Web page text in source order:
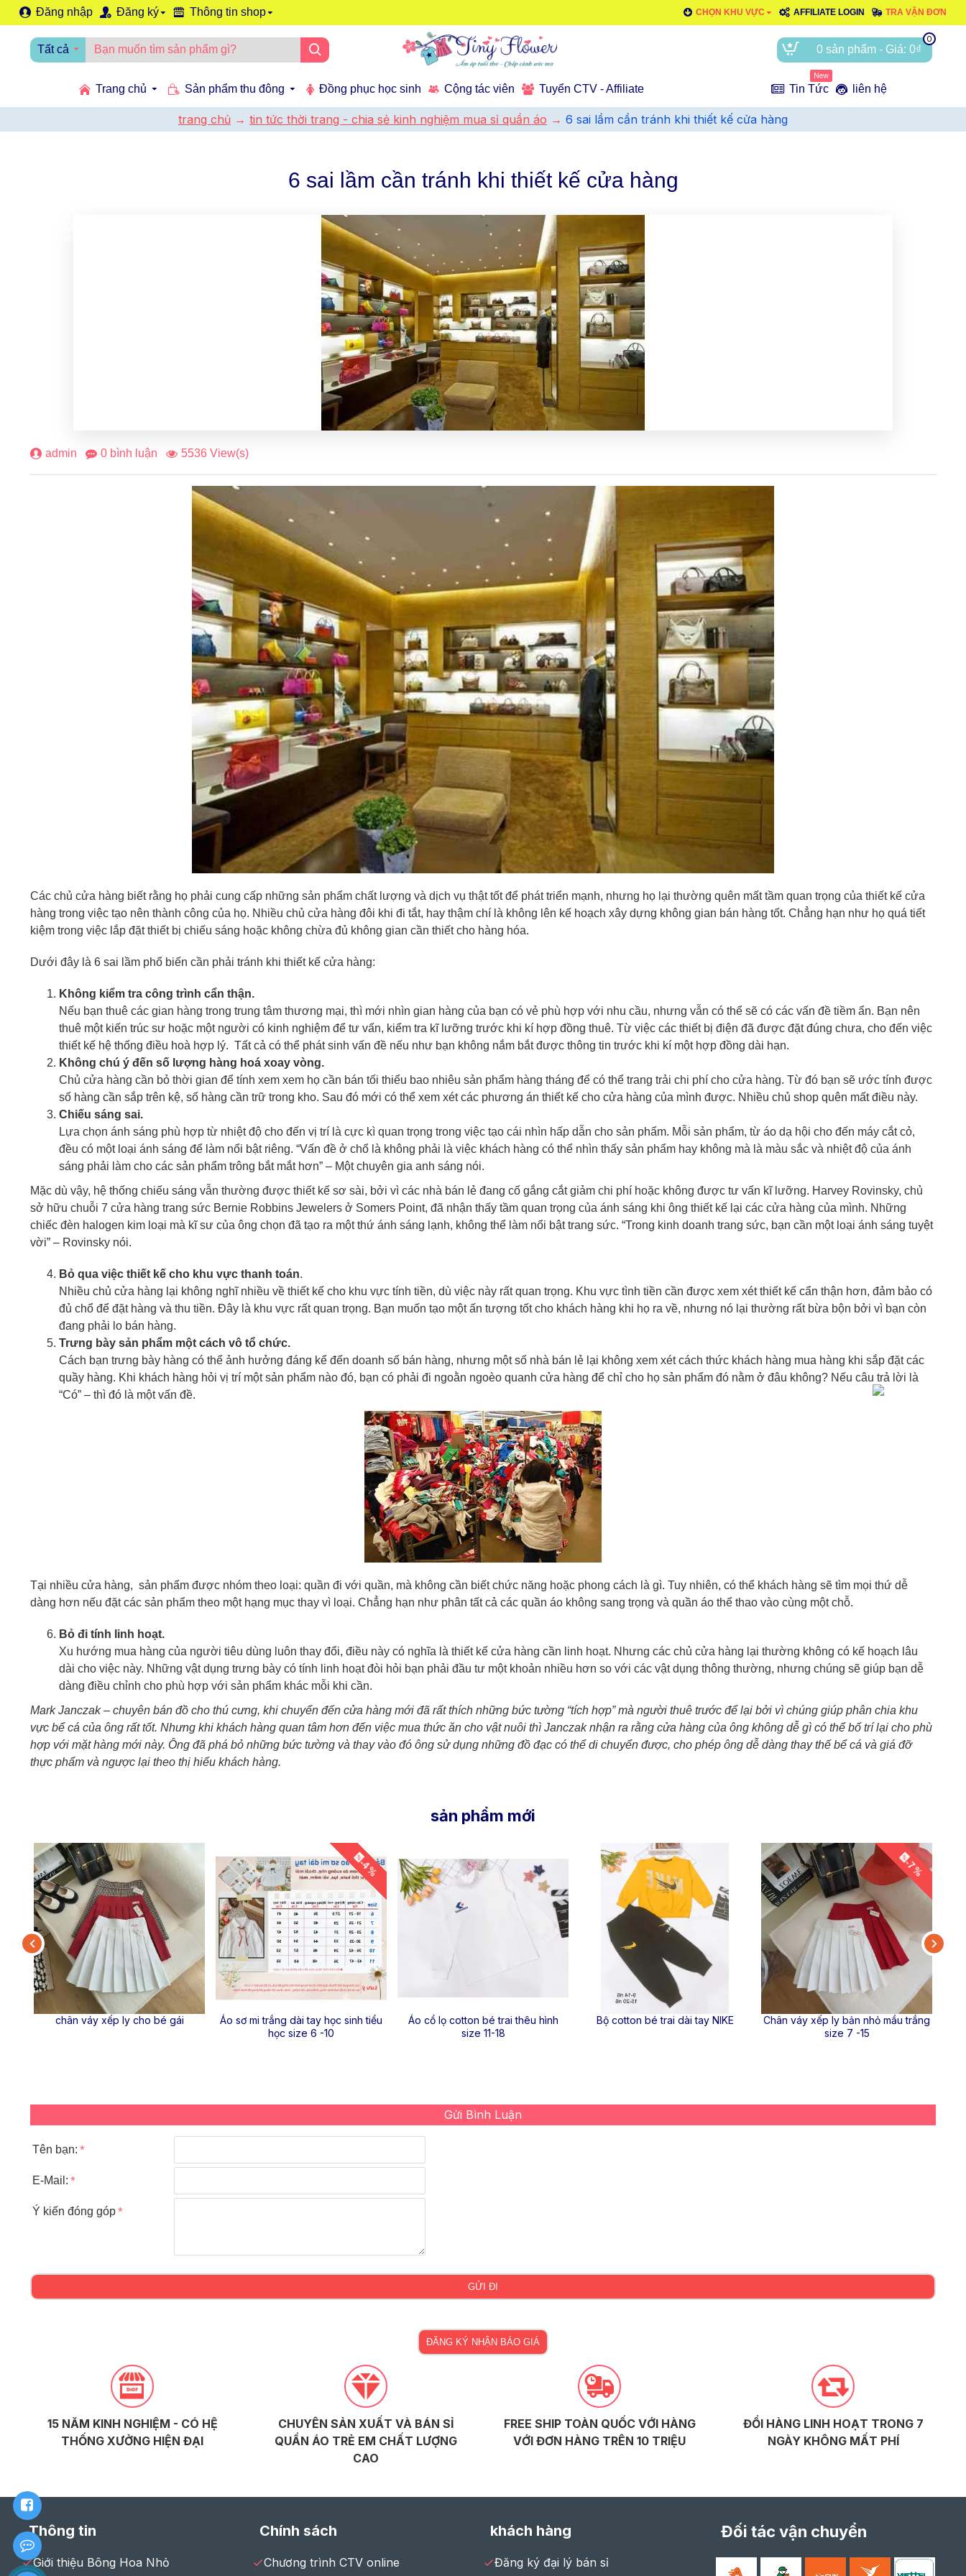
Đăng nhập Đăng ký Thông tin shop CHỌN KHU VỰC AFFILIATE LOGIN TRA VẬN ĐƠN
Tất cả 0 sản phẩm - Giá: 0₫
0
Trang chủ Sản phẩm thu đông Đồng phục học sinh Cộng tác viên Tuyển CTV - Affiliate Tin Tức
New
liên hệ
trang chủ tin tức thời trang - chia sẻ kinh nghiệm mua sỉ quần áo 6 sai lầm cần tránh khi thiết kế cửa hàng
6 sai lầm cần tránh khi thiết kế cửa hàng
admin 0 bình luận 5536 View(s)
Các chủ cửa hàng biết rằng họ phải cung cấp những sản phẩm chất lượng và dịch vụ thật tốt để phát triển mạnh, nhưng họ lại thường quên mất tầm quan trọng của thiết kế cửa
hàng trong việc tạo nên thành công của họ. Nhiều chủ cửa hàng đôi khi đi tắt, hay thậm chí là không lên kế hoạch xây dựng không gian bán hàng tốt. Chẳng hạn như họ quá tiết
kiệm trong việc lắp đặt thiết bị chiếu sáng hoặc không chừa đủ không gian cần thiết cho hàng hóa.
Dưới đây là 6 sai lầm phổ biến cần phải tránh khi thiết kế cửa hàng:
Không kiểm tra công trình cẩn thận.
Nếu bạn thuê các gian hàng trong trung tâm thương mại, thì mới nhìn gian hàng của bạn có vẻ phù hợp với nhu cầu, nhưng vẫn có thể sẽ có các vấn đề tiềm ẩn. Bạn nên
thuê một kiến trúc sư hoặc một người có kinh nghiệm để tư vấn, kiểm tra kĩ lưỡng trước khi kí hợp đồng thuê. Từ việc các thiết bị điện đã được đặt đúng chưa, cho đến việc
thiết kế hệ thống điều hoà hợp lý. Tất cả có thể phát sinh vấn đề nếu như bạn không nắm bắt được thông tin trước khi kí một hợp đồng dài hạn.
Không chú ý đến số lượng hàng hoá xoay vòng.
Chủ cửa hàng cần bỏ thời gian để tính xem xem họ cần bán tối thiểu bao nhiêu sản phẩm hàng tháng để có thể trang trải chi phí cho cửa hàng. Từ đó bạn sẽ ước tính được
số hàng cần sắp trên kệ, số hàng cần trữ trong kho. Sau đó mới có thể xem xét các phương án thiết kế cho cửa hàng của mình được. Nhiều chủ shop quên mất điều này.
Chiếu sáng sai.
Lựa chọn ánh sáng phù hợp từ nhiệt độ cho đến vị trí là cực kì quan trọng trong việc tạo cái nhìn hấp dẫn cho sản phẩm. Mỗi sản phẩm, từ áo dạ hội cho đến máy cắt cỏ,
đều có một loại ánh sáng để làm nổi bật riêng. “Vấn đề ở chổ là không phải là việc khách hàng có thể nhìn thấy sản phẩm hay không mà là màu sắc và nhiệt độ của ánh
sáng phải làm cho các sản phẩm trông bắt mắt hơn” – Một chuyên gia anh sáng nói.
Mặc dù vậy, hệ thống chiếu sáng vẫn thường được thiết kế sơ sài, bởi vì các nhà bán lẻ đang cố gắng cắt giảm chi phí hoặc không được tư vấn kĩ lưỡng. Harvey Rovinsky, chủ
sở hữu chuỗi 7 cửa hàng trang sức Bernie Robbins Jewelers ở Somers Point, đã nhận thấy tầm quan trọng của ánh sáng khi ông thiết kế lại các cửa hàng của mình. Những
chiếc đèn halogen kim loại mà kĩ sư của ông chọn đã tạo ra một thứ ánh sáng lạnh, không thể làm nổi bật trang sức. “Trong kinh doanh trang sức, bạn cần một loại ánh sáng tuyệt
vời” – Rovinsky nói.
Bỏ qua việc thiết kế cho khu vực thanh toán.
Nhiều chủ cửa hàng lại không nghĩ nhiều về thiết kế cho khu vực tính tiền, dù việc này rất quan trọng. Khu vực tình tiền cần được xem xét thiết kế cẩn thận hơn, đảm bảo có
đủ chổ để đặt hàng và thu tiền. Đây là khu vực rất quan trọng. Bạn muốn tạo một ấn tượng tốt cho khách hàng khi họ ra về, nhưng nó lại thường rất bừa bộn bởi vì bạn còn
đang phải lo bán hàng.
Trưng bày sản phẩm một cách vô tổ chức.
Cách bạn trưng bày hàng có thể ảnh hưởng đáng kể đến doanh số bán hàng, nhưng một số nhà bán lẻ lại không xem xét cách thức khách hàng mua hàng khi sắp đặt các
quầy hàng. Khi khách hàng hỏi vị trí một sản phẩm nào đó, bạn có phải đi ngoằn ngoèo quanh cửa hàng để chỉ cho họ sản phẩm đó nằm ở đâu không? Nếu câu trả lời là
“Có” – thì đó là một vấn đề.
Tại nhiều cửa hàng, sản phẩm được nhóm theo loại: quần đi với quần, mà không cần biết chức năng hoặc phong cách là gì. Tuy nhiên, có thể khách hàng sẽ tìm mọi thứ dễ
dàng hơn nếu đặt các sản phẩm theo một hạng mục thay vì loại. Chẳng hạn như phân tất cả các quần áo không sang trọng và quần áo thể thao vào cùng một chỗ.
Bỏ đi tính linh hoạt.
Xu hướng mua hàng của người tiêu dùng luôn thay đổi, điều này có nghĩa là thiết kế cửa hàng cần linh hoạt. Nhưng các chủ cửa hàng lại thường không có kế hoạch lâu
dài cho việc này. Những vật dụng trưng bày có tính linh hoạt đòi hỏi bạn phải đầu tư một khoản nhiều hơn so với các vật dụng thông thường, nhưng chúng sẽ giúp bạn dễ
dàng điều chỉnh cho phù hợp với sản phẩm khác mỗi khi cần.
Mark Janczak – chuyên bán đồ cho thú cưng, khi chuyển đến cửa hàng mới đã rất thích những bức tường “tích hợp” mà người thuê trước để lại bởi vì chúng giúp phân chia khu
vực bể cá của ông rất tốt. Nhưng khi khách hàng quan tâm hơn đến việc mua thức ăn cho vật nuôi thì Janczak nhận ra rằng cửa hàng của ông không dễ gì có thể bố trí lại cho phù
hợp với mặt hàng mới này. Ông đã phá bỏ những bức tường và thay vào đó ông sử dụng những đồ đạc có thể di chuyển được, cho phép ông dễ dàng thay thế bể cá và giá đỡ
thực phẩm và ngược lại theo thị hiếu khách hàng.
sản phẩm mới
chân váy xếp ly cho bé gái
-4 %
Áo sơ mi trắng dài tay học sinh tiểu
học size 6 -10
Áo cổ lọ cotton bé trai thêu hình
size 11-18
Bộ cotton bé trai dài tay NIKE
-7 %
Chân váy xếp ly bản nhỏ mầu trắng
size 7 -15
Gửi Bình Luận
Tên bạn:
E-Mail:
Ý kiến đóng góp
GỬI ĐI
ĐĂNG KÝ NHẬN BÁO GIÁ
15 NĂM KINH NGHIỆM - CÓ HỆ
THỐNG XƯỞNG HIỆN ĐẠI
CHUYÊN SẢN XUẤT VÀ BÁN SỈ
QUẦN ÁO TRẺ EM CHẤT LƯỢNG
CAO
FREE SHIP TOÀN QUỐC VỚI HÀNG
VỚI ĐƠN HÀNG TRÊN 10 TRIỆU
ĐỔI HÀNG LINH HOẠT TRONG 7
NGÀY KHÔNG MẤT PHÍ
Thông tin
Giới thiệu Bông Hoa Nhỏ
Chính sách
Chương trình CTV online
khách hàng
Đăng ký đại lý bán sỉ
Đối tác vận chuyển